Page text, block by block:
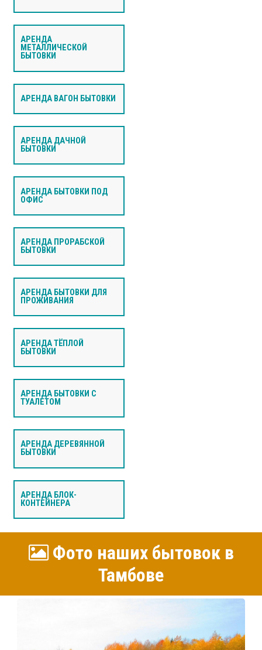
АРЕНДА
МЕТАЛЛИЧЕСКОЙ
БЫТОВКИ
АРЕНДА ВАГОН БЫТОВКИ
АРЕНДА ДАЧНОЙ
БЫТОВКИ
АРЕНДА БЫТОВКИ ПОД
ОФИС
АРЕНДА ПРОРАБСКОЙ
БЫТОВКИ
АРЕНДА БЫТОВКИ ДЛЯ
ПРОЖИВАНИЯ
АРЕНДА ТЁПЛОЙ
БЫТОВКИ
АРЕНДА БЫТОВКИ С
ТУАЛЕТОМ
АРЕНДА ДЕРЕВЯННОЙ
БЫТОВКИ
АРЕНДА БЛОК-
КОНТЕЙНЕРА
Фото наших бытовок в
Тамбове